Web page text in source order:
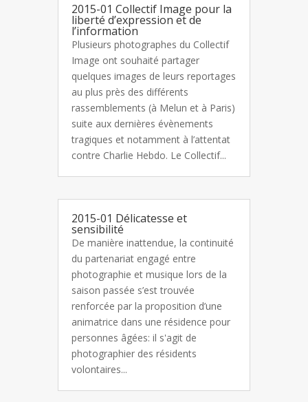
2015-01 Collectif Image pour la
liberté d’expression et de
l’information
Plusieurs photographes du Collectif
Image ont souhaité partager
quelques images de leurs reportages
au plus près des différents
rassemblements (à Melun et à Paris)
suite aux dernières évènements
tragiques et notamment à l’attentat
contre Charlie Hebdo. Le Collectif...
2015-01 Délicatesse et
sensibilité
De manière inattendue, la continuité
du partenariat engagé entre
photographie et musique lors de la
saison passée s’est trouvée
renforcée par la proposition d’une
animatrice dans une résidence pour
personnes âgées: il s'agit de
photographier des résidents
volontaires...